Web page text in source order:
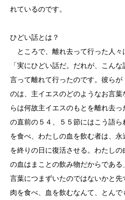
れているのです。
ひどい話とは？
ところで、離れ去って行った人々
「実にひどい話だ。だれが、こん
言って離れて行ったのです。彼ら
のは、主イエスのどのようなお言
らは何故主イエスのもとを離れ去
の直前の５４、５５節にはこう語
を食べ、わたしの血を飲む者は、
を終りの日に復活させる。わたし
の血はまことの飲み物だからであ
言葉につまずいたのではないかと
肉を食べ、血を飲むなんて、とん